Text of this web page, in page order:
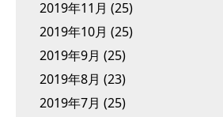
2019年11月 (25)
2019年10月 (25)
2019年9月 (25)
2019年8月 (23)
2019年7月 (25)